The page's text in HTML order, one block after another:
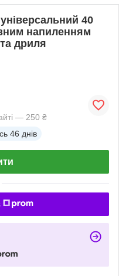
40
напиленням
дриля
— 250 ₴
46 днів